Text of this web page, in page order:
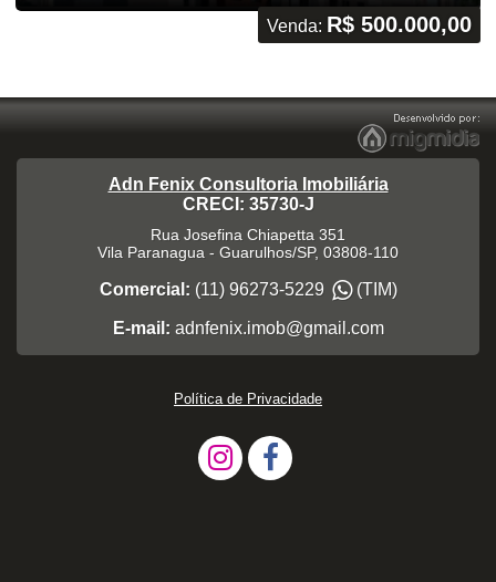
Venda: R$ 500.000,00
Adn Fenix Consultoria Imobiliária
CRECI: 35730-J
Rua Josefina Chiapetta 351
Vila Paranagua - Guarulhos/SP, 03808-110
Comercial: (11) 96273-5229 (TIM)
E-mail: adnfenix.imob@gmail.com
Política de Privacidade